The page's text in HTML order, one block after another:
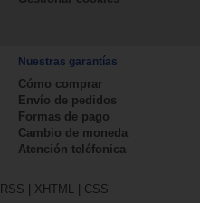
Nuestras garantías
Cómo comprar
Envío de pedidos
Formas de pago
Cambio de moneda
Atención teléfonica
RSS | XHTML | CSS